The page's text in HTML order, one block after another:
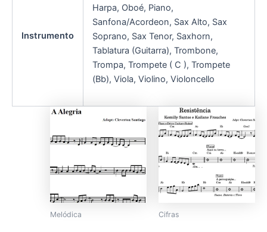
Instrumento
Harpa, Oboé, Piano,
Sanfona/Acordeon, Sax Alto, Sax
Soprano, Sax Tenor, Saxhorn,
Tablatura (Guitarra), Trombone,
Trompa, Trompete ( C ), Trompete
(Bb), Viola, Violino, Violoncello
Melódica
tem
variantes.
opções
Cifras